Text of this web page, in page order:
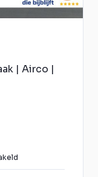
| Airco |